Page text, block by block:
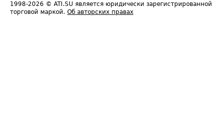
1998-2026 © ATI.SU является юридически зарегистрированной
торговой маркой. Об авторских правах